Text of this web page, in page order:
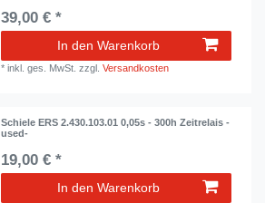
39,00 € *
In den Warenkorb
*inkl. ges. MwSt. zzgl.Versandkosten
Schiele ERS 2.430.103.01 0,05s - 300h Zeitrelais -
used-
19,00 € *
In den Warenkorb